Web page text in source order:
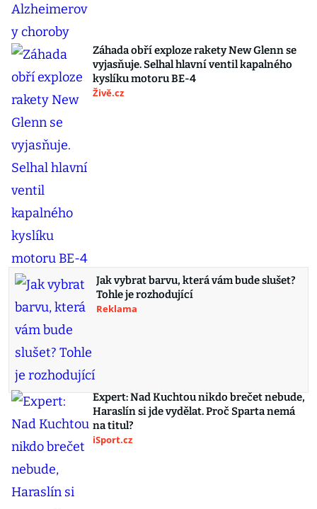
Záhada obří exploze rakety New Glenn se
vyjasňuje. Selhal hlavní ventil kapalného
kyslíku motoru BE-4
Živě.cz
Jak vybrat barvu, která vám bude slušet?
Tohle je rozhodující
Reklama
Expert: Nad Kuchtou nikdo brečet nebude,
Haraslín si jde vydělat. Proč Sparta nemá
na titul?
iSport.cz